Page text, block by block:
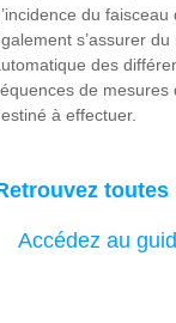
du faisceau
s’assurer
des
de mesures
à effectuer.
Accédez au